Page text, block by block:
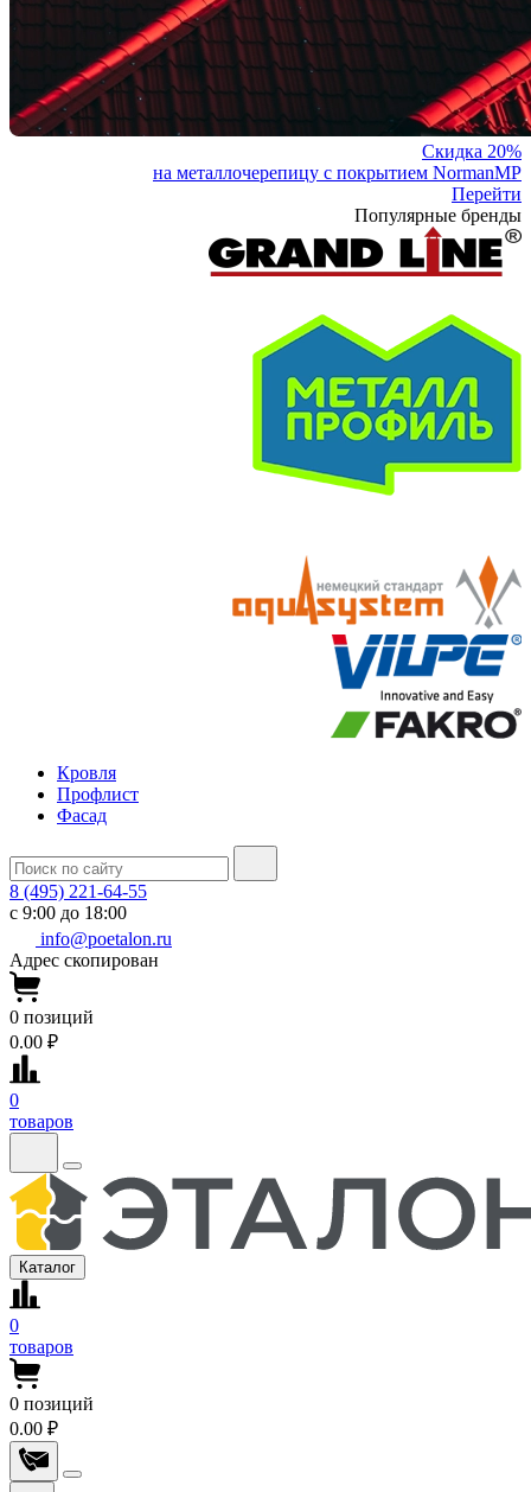
Скидка 20%
на металлочерепицу с покрытием NormanMP
Перейти
Популярные бренды
Кровля
Профлист
Фасад
8 (495) 221-64-55
с 9:00 до 18:00
info@poetalon.ru
Адрес скопирован
0 позиций
0.00 ₽
0
товаров
Каталог
0
товаров
0 позиций
0.00 ₽